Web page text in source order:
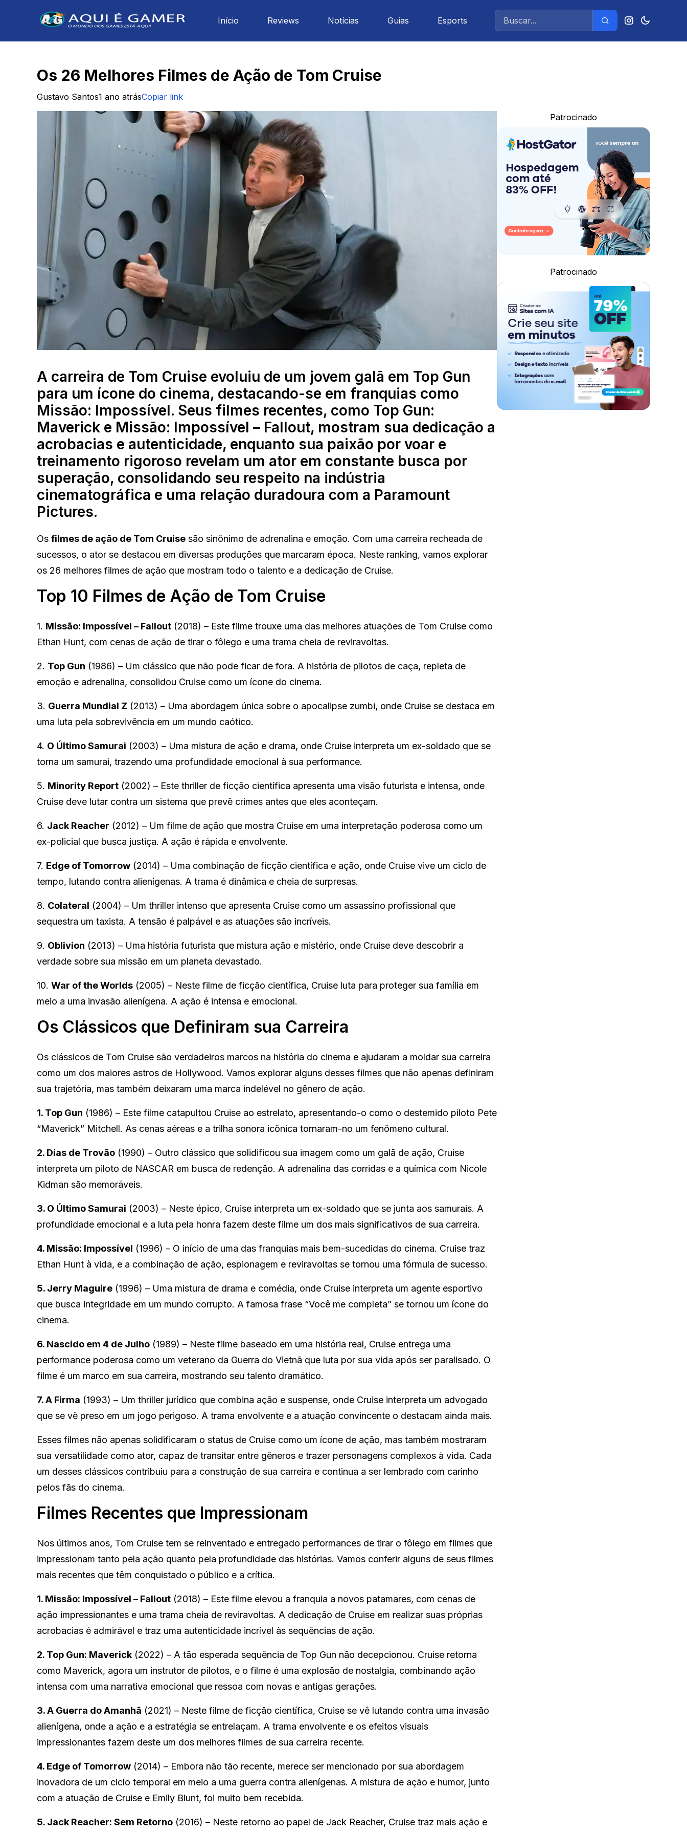
Início Reviews Notícias Guias Esports
Os 26 Melhores Filmes de Ação de Tom Cruise
Gustavo Santos1 ano atrásCopiar link
A carreira de Tom Cruise evoluiu de um jovem galã em Top Gun
para um ícone do cinema, destacando-se em franquias como
Missão: Impossível. Seus filmes recentes, como Top Gun:
Maverick e Missão: Impossível – Fallout, mostram sua dedicação a
acrobacias e autenticidade, enquanto sua paixão por voar e
treinamento rigoroso revelam um ator em constante busca por
superação, consolidando seu respeito na indústria
cinematográfica e uma relação duradoura com a Paramount
Pictures.
Os filmes de ação de Tom Cruise são sinônimo de adrenalina e emoção. Com uma carreira recheada de
sucessos, o ator se destacou em diversas produções que marcaram época. Neste ranking, vamos explorar
os 26 melhores filmes de ação que mostram todo o talento e a dedicação de Cruise.
Top 10 Filmes de Ação de Tom Cruise
1. Missão: Impossível – Fallout (2018) – Este filme trouxe uma das melhores atuações de Tom Cruise como
Ethan Hunt, com cenas de ação de tirar o fôlego e uma trama cheia de reviravoltas.
2. Top Gun (1986) – Um clássico que não pode ficar de fora. A história de pilotos de caça, repleta de
emoção e adrenalina, consolidou Cruise como um ícone do cinema.
3. Guerra Mundial Z (2013) – Uma abordagem única sobre o apocalipse zumbi, onde Cruise se destaca em
uma luta pela sobrevivência em um mundo caótico.
4. O Último Samurai (2003) – Uma mistura de ação e drama, onde Cruise interpreta um ex-soldado que se
torna um samurai, trazendo uma profundidade emocional à sua performance.
5. Minority Report (2002) – Este thriller de ficção científica apresenta uma visão futurista e intensa, onde
Cruise deve lutar contra um sistema que prevê crimes antes que eles aconteçam.
6. Jack Reacher (2012) – Um filme de ação que mostra Cruise em uma interpretação poderosa como um
ex-policial que busca justiça. A ação é rápida e envolvente.
7. Edge of Tomorrow (2014) – Uma combinação de ficção científica e ação, onde Cruise vive um ciclo de
tempo, lutando contra alienígenas. A trama é dinâmica e cheia de surpresas.
8. Colateral (2004) – Um thriller intenso que apresenta Cruise como um assassino profissional que
sequestra um taxista. A tensão é palpável e as atuações são incríveis.
9. Oblivion (2013) – Uma história futurista que mistura ação e mistério, onde Cruise deve descobrir a
verdade sobre sua missão em um planeta devastado.
10. War of the Worlds (2005) – Neste filme de ficção científica, Cruise luta para proteger sua família em
meio a uma invasão alienígena. A ação é intensa e emocional.
Os Clássicos que Definiram sua Carreira
Os clássicos de Tom Cruise são verdadeiros marcos na história do cinema e ajudaram a moldar sua carreira
como um dos maiores astros de Hollywood. Vamos explorar alguns desses filmes que não apenas definiram
sua trajetória, mas também deixaram uma marca indelével no gênero de ação.
1. Top Gun (1986) – Este filme catapultou Cruise ao estrelato, apresentando-o como o destemido piloto Pete
“Maverick” Mitchell. As cenas aéreas e a trilha sonora icônica tornaram-no um fenômeno cultural.
2. Dias de Trovão (1990) – Outro clássico que solidificou sua imagem como um galã de ação, Cruise
interpreta um piloto de NASCAR em busca de redenção. A adrenalina das corridas e a química com Nicole
Kidman são memoráveis.
3. O Último Samurai (2003) – Neste épico, Cruise interpreta um ex-soldado que se junta aos samurais. A
profundidade emocional e a luta pela honra fazem deste filme um dos mais significativos de sua carreira.
4. Missão: Impossível (1996) – O início de uma das franquias mais bem-sucedidas do cinema. Cruise traz
Ethan Hunt à vida, e a combinação de ação, espionagem e reviravoltas se tornou uma fórmula de sucesso.
5. Jerry Maguire (1996) – Uma mistura de drama e comédia, onde Cruise interpreta um agente esportivo
que busca integridade em um mundo corrupto. A famosa frase “Você me completa” se tornou um ícone do
cinema.
6. Nascido em 4 de Julho (1989) – Neste filme baseado em uma história real, Cruise entrega uma
performance poderosa como um veterano da Guerra do Vietnã que luta por sua vida após ser paralisado. O
filme é um marco em sua carreira, mostrando seu talento dramático.
7. A Firma (1993) – Um thriller jurídico que combina ação e suspense, onde Cruise interpreta um advogado
que se vê preso em um jogo perigoso. A trama envolvente e a atuação convincente o destacam ainda mais.
Esses filmes não apenas solidificaram o status de Cruise como um ícone de ação, mas também mostraram
sua versatilidade como ator, capaz de transitar entre gêneros e trazer personagens complexos à vida. Cada
um desses clássicos contribuiu para a construção de sua carreira e continua a ser lembrado com carinho
pelos fãs do cinema.
Filmes Recentes que Impressionam
Nos últimos anos, Tom Cruise tem se reinventado e entregado performances de tirar o fôlego em filmes que
impressionam tanto pela ação quanto pela profundidade das histórias. Vamos conferir alguns de seus filmes
mais recentes que têm conquistado o público e a crítica.
1. Missão: Impossível – Fallout (2018) – Este filme elevou a franquia a novos patamares, com cenas de
ação impressionantes e uma trama cheia de reviravoltas. A dedicação de Cruise em realizar suas próprias
acrobacias é admirável e traz uma autenticidade incrível às sequências de ação.
2. Top Gun: Maverick (2022) – A tão esperada sequência de Top Gun não decepcionou. Cruise retorna
como Maverick, agora um instrutor de pilotos, e o filme é uma explosão de nostalgia, combinando ação
intensa com uma narrativa emocional que ressoa com novas e antigas gerações.
3. A Guerra do Amanhã (2021) – Neste filme de ficção científica, Cruise se vê lutando contra uma invasão
alienígena, onde a ação e a estratégia se entrelaçam. A trama envolvente e os efeitos visuais
impressionantes fazem deste um dos melhores filmes de sua carreira recente.
4. Edge of Tomorrow (2014) – Embora não tão recente, merece ser mencionado por sua abordagem
inovadora de um ciclo temporal em meio a uma guerra contra alienígenas. A mistura de ação e humor, junto
com a atuação de Cruise e Emily Blunt, foi muito bem recebida.
5. Jack Reacher: Sem Retorno (2016) – Neste retorno ao papel de Jack Reacher, Cruise traz mais ação e
Patrocinado
Patrocinado